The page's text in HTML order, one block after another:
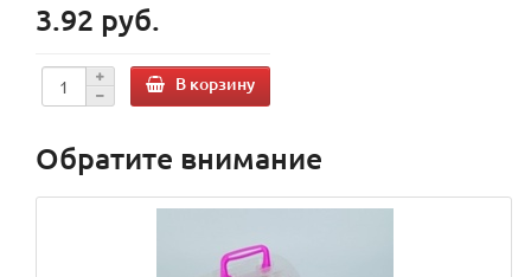
3.92 руб.
В корзину
Обратите внимание